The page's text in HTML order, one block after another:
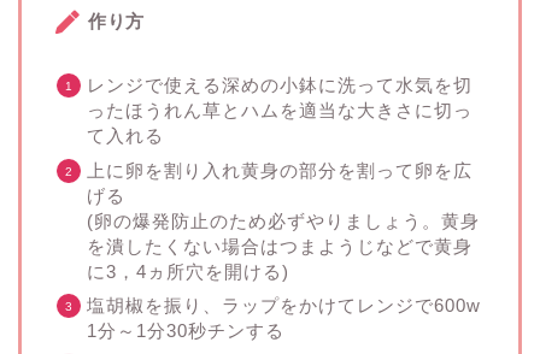
作り方
レンジで使える深めの小鉢に洗って水気を切
ったほうれん草とハムを適当な大きさに切っ
て入れる
上に卵を割り入れ黄身の部分を割って卵を広
げる
(卵の爆発防止のため必ずやりましょう。黄身
を潰したくない場合はつまようじなどで黄身
に3，4ヵ所穴を開ける)
塩胡椒を振り、ラップをかけてレンジで600w
1分～1分30秒チンする